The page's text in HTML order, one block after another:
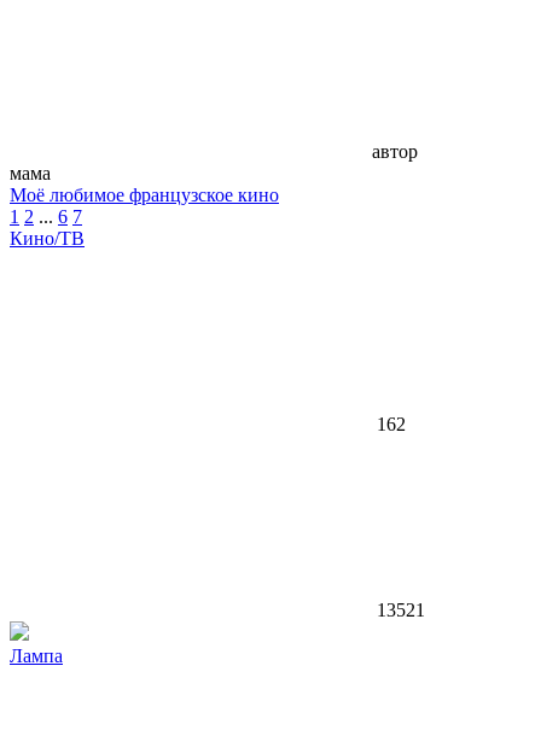
автор
мама
Моё любимое французское кино
1 2 ... 6 7
Кино/ТВ
162
13521
Лампа